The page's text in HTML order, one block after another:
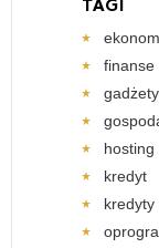
TAGI
finanse
hosting
kredyt
kredyty